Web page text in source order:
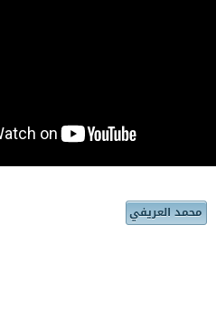
محمد العريفي